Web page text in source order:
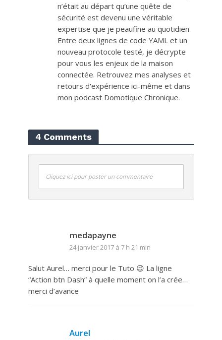
n’était au départ qu’une quête de
sécurité est devenu une véritable
expertise que je peaufine au quotidien.
Entre deux lignes de code YAML et un
nouveau protocole testé, je décrypte
pour vous les enjeux de la maison
connectée. Retrouvez mes analyses et
retours d'expérience ici-même et dans
mon podcast Domotique Chronique.
4 Comments
Cliquez ici pour poster un commentaire
medapayne
24 janvier 2017 à 7 h 21 min
Salut Aurel… merci pour le Tuto 😉 La ligne
“Action btn Dash” à quelle moment on l’a crée…
merci d’avance
Aurel